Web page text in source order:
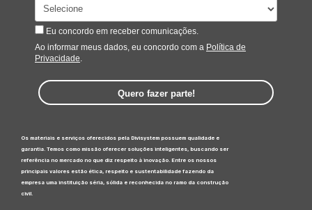
Eu concordo em receber comunicações.
Ao informar meus dados, eu concordo com a Política de
Privacidade.
Quero fazer parte!
Os materiais e serviços oferecidos pela Divisystem possuem qualidade e
garantia. Temos como missão oferecer soluções inteligentes, buscando ser
referência no mercado no que diz respeito à inovação. Entre os nossos
principais valores estão ética, respeito e sustentabilidade fazendo da
empresa uma instituição séria, sólida e reconhecida no ramo da construção
civil.